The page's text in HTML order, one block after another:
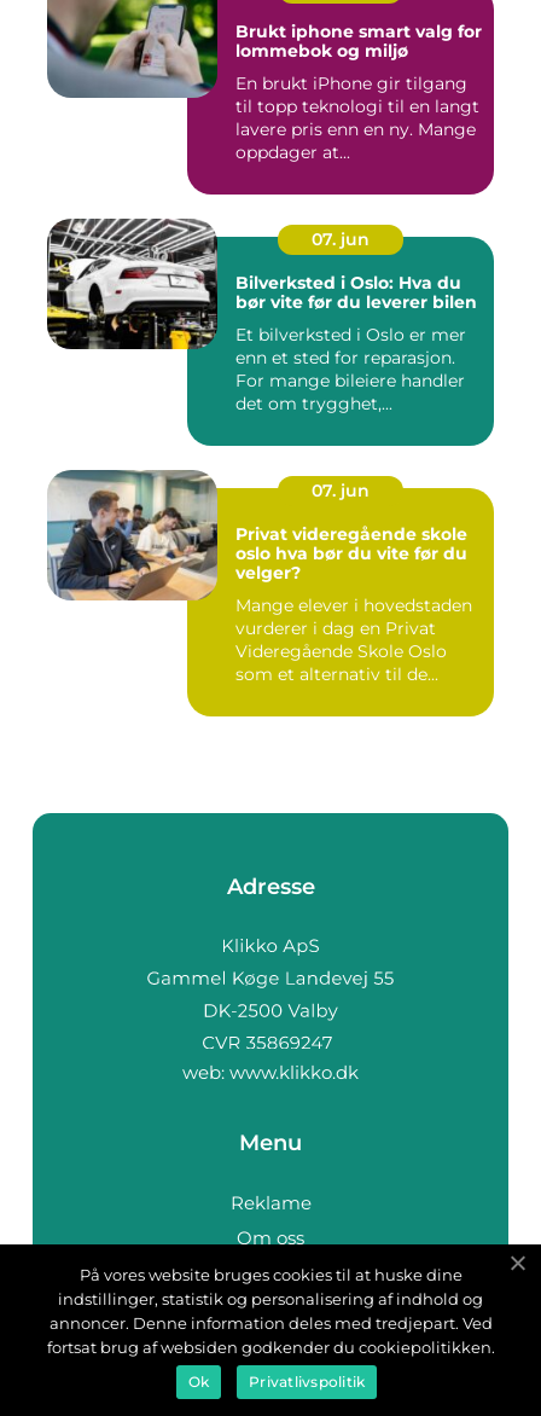
Brukt iphone smart valg for
lommebok og miljø
En brukt iPhone gir tilgang
til topp teknologi til en langt
lavere pris enn en ny. Mange
oppdager at...
07. jun
Bilverksted i Oslo: Hva du
bør vite før du leverer bilen
Et bilverksted i Oslo er mer
enn et sted for reparasjon.
For mange bileiere handler
det om trygghet,...
07. jun
Privat videregående skole
oslo hva bør du vite før du
velger?
Mange elever i hovedstaden
vurderer i dag en Privat
Videregående Skole Oslo
som et alternativ til de...
Adresse
web: www.klikko.dk
Menu
Reklame
Om oss
Cookies
Kontakt Oss
Sitemap
På vores website bruges cookies til at huske dine
indstillinger, statistik og personalisering af indhold og
annoncer. Denne information deles med tredjepart. Ved
fortsat brug af websiden godkender du cookiepolitikken.
Ok Privatlivspolitik